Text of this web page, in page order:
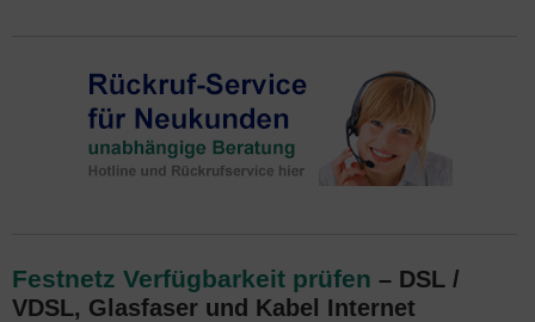
Festnetz Verfügbarkeit prüfen – DSL /
VDSL, Glasfaser und Kabel Internet